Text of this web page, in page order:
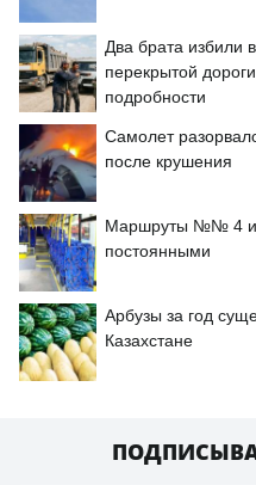
Два брата избили
перекрытой
подробности
Самолет
после крушения
Маршруты №№ 4 и
постоянными
Арбузы за год
Казахстане